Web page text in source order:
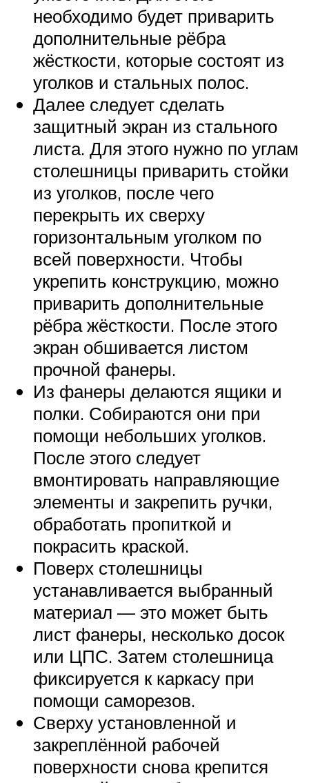
необходимо будет приварить
дополнительные рёбра
жёсткости, которые состоят из
уголков и стальных полос.
Далее следует сделать
защитный экран из стального
листа. Для этого нужно по углам
столешницы приварить стойки
из уголков, после чего
перекрыть их сверху
горизонтальным уголком по
всей поверхности. Чтобы
укрепить конструкцию, можно
приварить дополнительные
рёбра жёсткости. После этого
экран обшивается листом
прочной фанеры.
Из фанеры делаются ящики и
полки. Собираются они при
помощи небольших уголков.
После этого следует
вмонтировать направляющие
элементы и закрепить ручки,
обработать пропиткой и
покрасить краской.
Поверх столешницы
устанавливается выбранный
материал — это может быть
лист фанеры, несколько досок
или ЦПС. Затем столешница
фиксируется к каркасу при
помощи саморезов.
Сверху установленной и
закреплённой рабочей
поверхности снова крепится